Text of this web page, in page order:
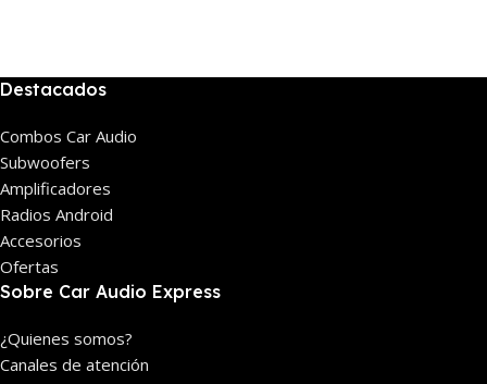
Destacados
Combos Car Audio
Subwoofers
Amplificadores
Radios Android
Accesorios
Ofertas
Sobre Car Audio Express
¿Quienes somos?
Canales de atención